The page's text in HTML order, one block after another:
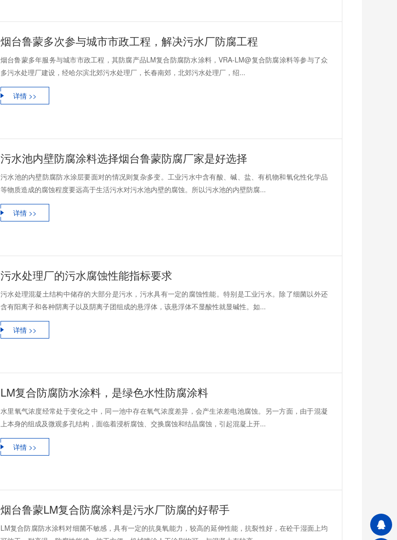
烟台鲁蒙多次参与城市市政工程，解决污水厂防腐工程
烟台鲁蒙多年服务与城市市政工程，其防腐产品LM复合防腐防水涂料，VRA-LM@复合防腐涂料等参与了众
多污水处理厂建设，经哈尔滨北郊污水处理厂，长春南郊，北郊污水处理厂，绍...
详情 >>
污水池内壁防腐涂料选择烟台鲁蒙防腐厂家是好选择
污水池的内壁防腐防水涂层要面对的情况则复杂多变。工业污水中含有酸、碱、盐、有机物和氧化性化学品
等物质造成的腐蚀程度要远高于生活污水对污水池内壁的腐蚀。所以污水池的内壁防腐...
详情 >>
污水处理厂的污水腐蚀性能指标要求
污水处理混凝土结构中储存的大部分是污水，污水具有一定的腐蚀性能。特别是工业污水。除了细菌以外还
含有阳离子和各种阴离子以及阴离子团组成的悬浮体，该悬浮体不显酸性就显碱性。如...
详情 >>
LM复合防腐防水涂料，是绿色水性防腐涂料
水里氧气浓度经常处于变化之中，同一池中存在氧气浓度差异，会产生浓差电池腐蚀。另一方面，由于混凝
上本身的组成及微观多孔结构，面临着浸析腐蚀、交换腐蚀和结晶腐蚀，引起混凝上开...
详情 >>
烟台鲁蒙LM复合防腐涂料是污水厂防腐的好帮手
LM复合防腐防水涂料对细菌不敏感，具有一定的抗臭氧能力，较高的延伸性能，抗裂性好，在砼干湿面上均